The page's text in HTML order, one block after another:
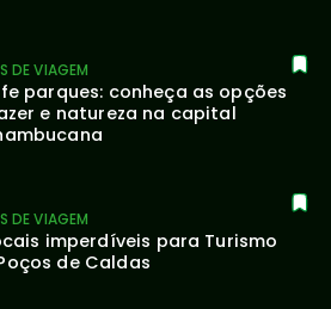
DE VIAGEM
parques: conheça as opções
e natureza na capital
DE VIAGEM
imperdíveis para Turismo
de Caldas